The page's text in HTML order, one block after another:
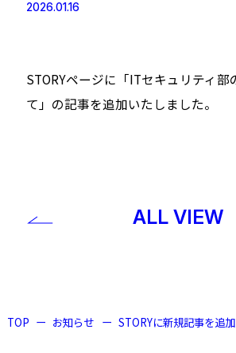
2026.01.16
STORYページに「ITセキュリティ部
て」の記事を追加いたしました。
ALL VIEW
TOP お知らせ STORYに新規記事を追